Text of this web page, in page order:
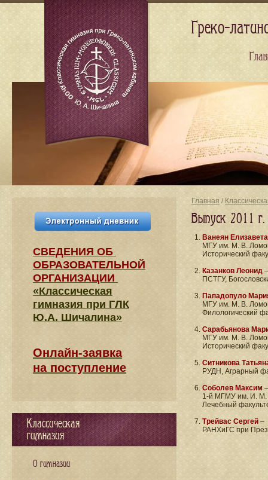
Главная /
Выпуск 2011 г.
Ванеян Елизавета
МГУ им. М. В.
Исторический
Казанков Леонид –
ПСТГУ,
Пападопуло
МГУ им. М. В.
Филологический
Сарабьянова
МГУ им. М. В.
Исторический
Ситникова
РУДН, Аграрный
Соболев Максим –
1-й МГМУ им. И. М.
Лечебный
Трейвас Сергей –
РАНХиГС при
СВЕДЕНИЯ​ ОБ
ОБРАЗОВАТЕЛЬНОЙ
ОРГАНИЗАЦИИ
«Классическая
гимназия при ГЛК
Ю.А. Шичалина»
Онлайн-заявка
на поступление
Классическая
гимназия
О гимназии
Греко-